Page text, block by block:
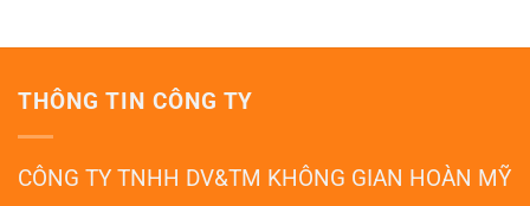
THÔNG TIN CÔNG TY
CÔNG TY TNHH DV&TM KHÔNG GIAN HOÀN MỸ